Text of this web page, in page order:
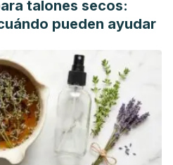
seguros/es/particulares/
acido-urico.html
talones secos:
pueden ayudar